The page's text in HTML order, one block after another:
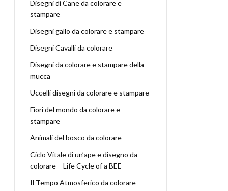
Disegni di Cane da colorare e
stampare
Disegni gallo da colorare e stampare
Disegni Cavalli da colorare
Disegni da colorare e stampare della
mucca
Uccelli disegni da colorare e stampare
Fiori del mondo da colorare e
stampare
Animali del bosco da colorare
Ciclo Vitale di un’ape e disegno da
colorare – Life Cycle of a BEE
Il Tempo Atmosferico da colorare